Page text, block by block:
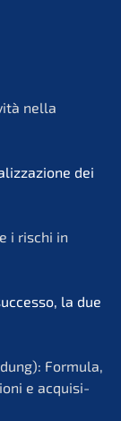
nella
dei
i rischi in
la due
Formu­la,
e acqui­si­